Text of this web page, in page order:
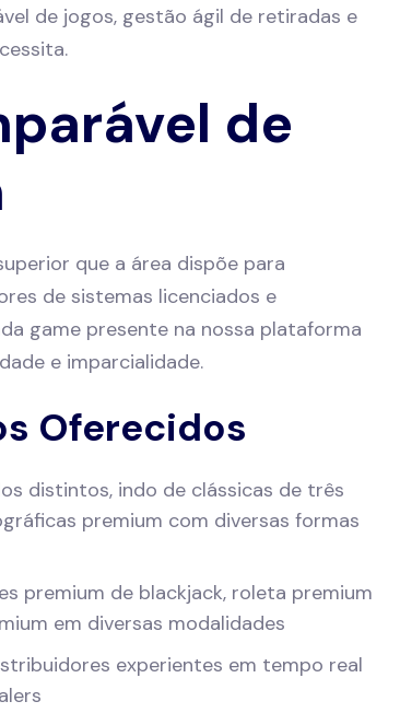
de jogos, gestão ágil de retiradas e
de
que a área dispõe para
de sistemas licenciados e
game presente na nossa plataforma
e imparcialidade.
Oferecidos
distintos, indo de clássicas de três
premium com diversas formas
premium de blackjack, roleta premium
em diversas modalidades
experientes em tempo real